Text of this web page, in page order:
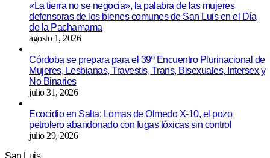
«La tierra no se negocia», la palabra de las mujeres
defensoras de los bienes comunes de San Luis en el Día
de la Pachamama
agosto 1, 2026
Córdoba se prepara para el 39º Encuentro Plurinacional de
Mujeres, Lesbianas, Travestis, Trans, Bisexuales, Intersex y
No Binaries
julio 31, 2026
Ecocidio en Salta: Lomas de Olmedo X-10, el pozo
petrolero abandonado con fugas tóxicas sin control
julio 29, 2026
San Luis